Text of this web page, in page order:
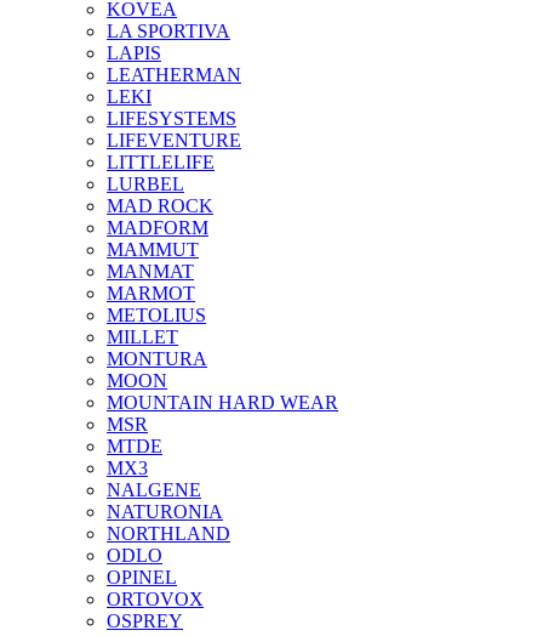
KOVEA
LA SPORTIVA
LAPIS
LEATHERMAN
LEKI
LIFESYSTEMS
LIFEVENTURE
LITTLELIFE
LURBEL
MAD ROCK
MADFORM
MAMMUT
MANMAT
MARMOT
METOLIUS
MILLET
MONTURA
MOON
MOUNTAIN HARD WEAR
MSR
MTDE
MX3
NALGENE
NATURONIA
NORTHLAND
ODLO
OPINEL
ORTOVOX
OSPREY